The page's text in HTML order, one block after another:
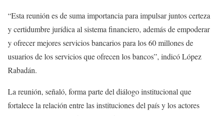
“Esta reunión es de suma importancia para impulsar juntos certeza
y certidumbre jurídica al sistema financiero, además de empoderar
y ofrecer mejores servicios bancarios para los 60 millones de
usuarios de los servicios que ofrecen los bancos”, indicó López
Rabadán.
La reunión, señaló, forma parte del diálogo institucional que
fortalece la relación entre las instituciones del país y los actores